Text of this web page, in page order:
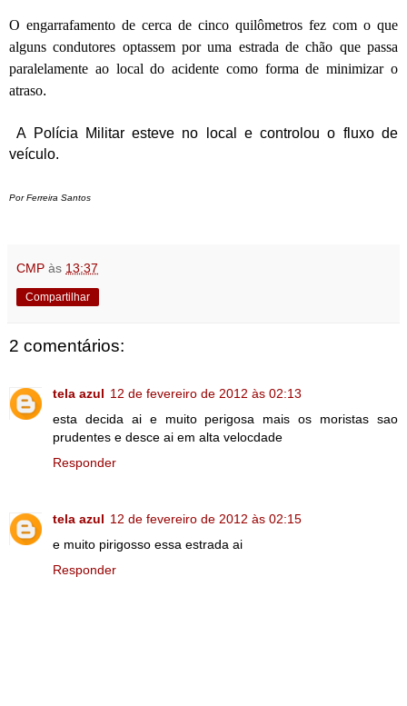
O engarrafamento de cerca de cinco quilômetros fez com o que
alguns condutores optassem por uma estrada de chão que passa
paralelamente ao local do acidente como forma de minimizar o
atraso.
A Polícia Militar esteve no local e controlou o fluxo de
veículo.
Por Ferreira Santos
CMP às 13:37
Compartilhar
2 comentários:
tela azul 12 de fevereiro de 2012 às 02:13
esta decida ai e muito perigosa mais os moristas sao
prudentes e desce ai em alta velocdade
Responder
tela azul 12 de fevereiro de 2012 às 02:15
e muito pirigosso essa estrada ai
Responder